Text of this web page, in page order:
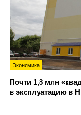
Экономика
Почти 1,8 млн
в эксплуатацию в